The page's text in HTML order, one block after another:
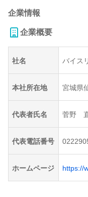
企業情報
企業概要
社名 バイス
本社所在地 宮城県
代表者氏名 菅野
代表電話番号
ホームページ https://